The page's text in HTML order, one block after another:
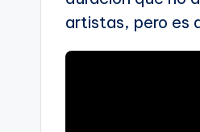
artistas, pero es